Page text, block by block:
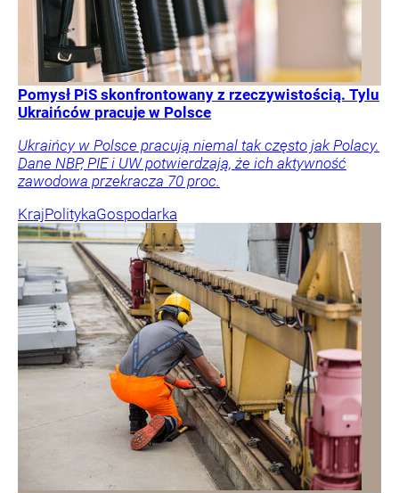
Pomysł PiS skonfrontowany z rzeczywistością. Tylu
Ukraińców pracuje w Polsce
Ukraińcy w Polsce pracują niemal tak często jak Polacy.
Dane NBP, PIE i UW potwierdzają, że ich aktywność
zawodowa przekracza 70 proc.
KrajPolitykaGospodarka